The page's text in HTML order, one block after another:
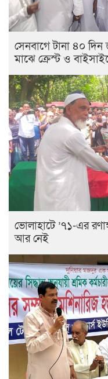
সেনবাগে টানা ৪০
মাঝে ক্রেস্ট ও
ভোলাহাটে ’৭১-এর
আর নেই